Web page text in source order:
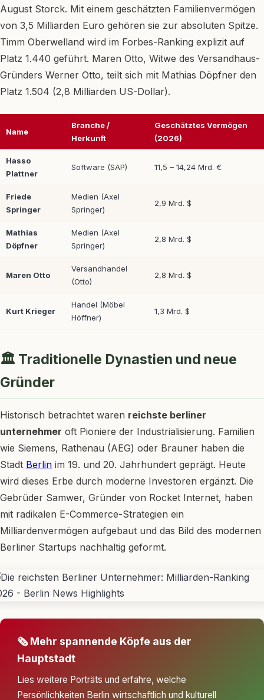
August Storck. Mit einem geschätzten Familienvermögen
von 3,5 Milliarden Euro gehören sie zur absoluten Spitze.
Timm Oberwelland wird im Forbes-Ranking explizit auf
Platz 1.440 geführt. Maren Otto, Witwe des Versandhaus-
Gründers Werner Otto, teilt sich mit Mathias Döpfner den
Platz 1.504 (2,8 Milliarden US-Dollar).
Name
Branche /
Herkunft
Geschätztes Vermögen
(2026)
Hasso
Plattner
Software (SAP) 11,5 – 14,24 Mrd. €
Friede
Springer
Medien (Axel
Springer)
2,9 Mrd. $
Mathias
Döpfner
Medien (Axel
Springer)
2,8 Mrd. $
Maren Otto
Versandhandel
(Otto)
2,8 Mrd. $
Kurt Krieger
Handel (Möbel
Höffner)
1,3 Mrd. $
🏛 Traditionelle Dynastien und neue
Gründer
Historisch betrachtet waren reichste berliner
unternehmer oft Pioniere der Industrialisierung. Familien
wie Siemens, Rathenau (AEG) oder Brauner haben die
Stadt Berlin im 19. und 20. Jahrhundert geprägt. Heute
wird dieses Erbe durch moderne Investoren ergänzt. Die
Gebrüder Samwer, Gründer von Rocket Internet, haben
mit radikalen E-Commerce-Strategien ein
Milliardenvermögen aufgebaut und das Bild des modernen
Berliner Startups nachhaltig geformt.
🗞 Mehr spannende Köpfe aus der
Hauptstadt
Lies weitere Porträts und erfahre, welche
Persönlichkeiten Berlin wirtschaftlich und kulturell